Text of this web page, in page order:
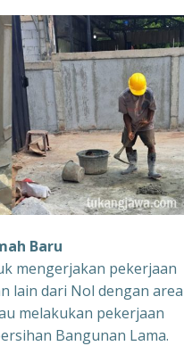
Baru
mengerjakan pekerjaan
lain dari Nol dengan area
melakukan pekerjaan
Bangunan Lama.